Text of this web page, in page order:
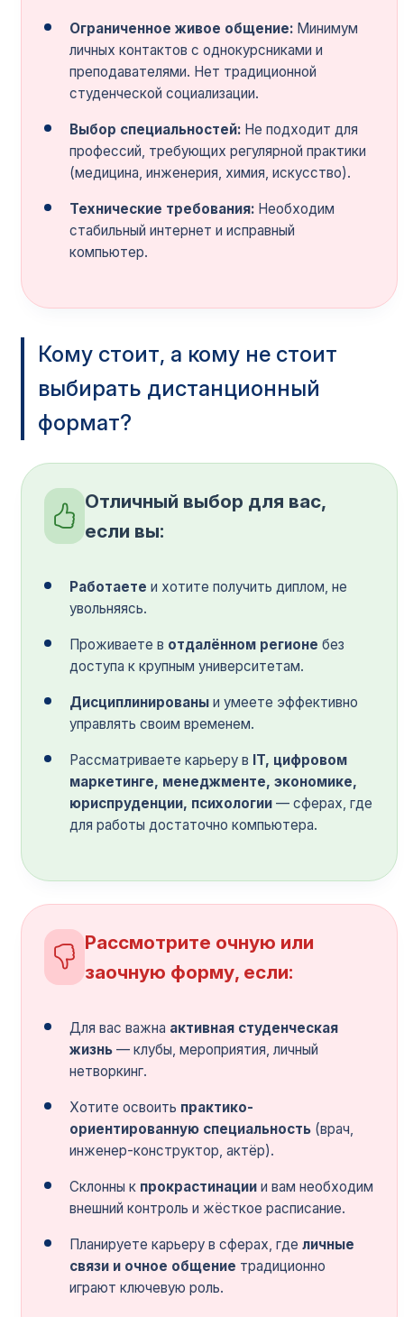
Ограниченное живое общение: Минимум
личных контактов с однокурсниками и
преподавателями. Нет традиционной
студенческой социализации.
Выбор специальностей: Не подходит для
профессий, требующих регулярной практики
(медицина, инженерия, химия, искусство).
Технические требования: Необходим
стабильный интернет и исправный
компьютер.
Кому стоит, а кому не стоит
выбирать дистанционный
формат?
Отличный выбор для вас,
если вы:
Работаете и хотите получить диплом, не
увольняясь.
Проживаете в отдалённом регионе без
доступа к крупным университетам.
Дисциплинированы и умеете эффективно
управлять своим временем.
Рассматриваете карьеру в IT, цифровом
маркетинге, менеджменте, экономике,
юриспруденции, психологии — сферах, где
для работы достаточно компьютера.
Рассмотрите очную или
заочную форму, если:
Для вас важна активная студенческая
жизнь — клубы, мероприятия, личный
нетворкинг.
Хотите освоить практико-
ориентированную специальность (врач,
инженер-конструктор, актёр).
Склонны к прокрастинации и вам необходим
внешний контроль и жёсткое расписание.
Планируете карьеру в сферах, где личные
связи и очное общение традиционно
играют ключевую роль.